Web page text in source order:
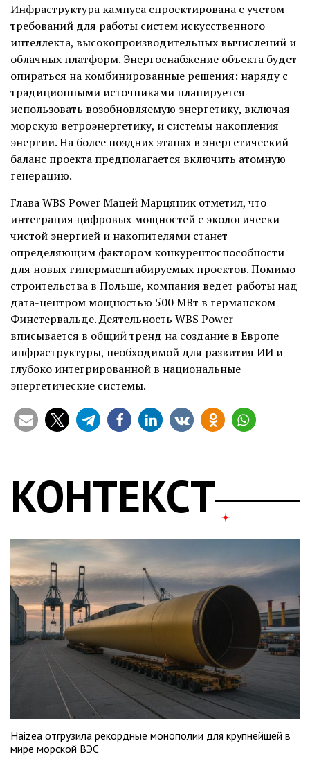
Инфраструктура кампуса спроектирована с учетом
требований для работы систем искусственного
интеллекта, высокопроизводительных вычислений и
облачных платформ. Энергоснабжение объекта будет
опираться на комбинированные решения: наряду с
традиционными источниками планируется
использовать возобновляемую энергетику, включая
морскую ветроэнергетику, и системы накопления
энергии. На более поздних этапах в энергетический
баланс проекта предполагается включить атомную
генерацию.
Глава WBS Power Мацей Марцяник отметил, что
интеграция цифровых мощностей с экологически
чистой энергией и накопителями станет
определяющим фактором конкурентоспособности
для новых гипермасштабируемых проектов. Помимо
строительства в Польше, компания ведет работы над
дата-центром мощностью 500 МВт в германском
Финстервальде. Деятельность WBS Power
вписывается в общий тренд на создание в Европе
инфраструктуры, необходимой для развития ИИ и
глубоко интегрированной в национальные
энергетические системы.
КОНТЕКСТ
Haizea отгрузила рекордные монополии для крупнейшей в
мире морской ВЭС